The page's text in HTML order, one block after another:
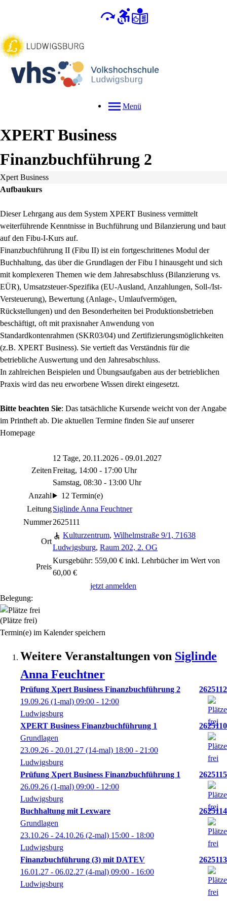
Menü
XPERT Business
Finanzbuchführung 2
Xpert Business
Aufbaukurs
Dieser Lehrgang aus dem System XPERT Business vermittelt
weiterführende Kenntnisse in Buchführung und Bilanzierung und baut
auf den Fibu-I-Kurs auf.
Finanzbuchführung II (Fibu II) ist ein fortgeschrittenes Modul der
Buchhaltung, das über die Grundlagen der Fibu I hinausgeht und sich
mit komplexeren Themen wie dem Jahresabschluss (Bilanzierung vs.
EÜR), Umsatzsteuer-Spezifika (EU-Ausland, Anzahlungen, Soll-/Ist-
Versteuerung), Bewertung (Anlage-, Umlaufvermögen,
Rückstellungen) und den Besonderheiten bei Produktionsbetrieben
beschäftigt, oft mit praxisnaher Anwendung von
Standardkontenrahmen (SKR03/04) und Zertifizierungsmöglichkeiten
(z.B. XPERT Business). Sie vertieft das Verständnis für die
betriebliche Auswertung und den Jahresabschluss.
In zahlreichen Beispielen und Übungsaufgaben aus der betrieblichen
Praxis wird das neu erworbene Wissen direkt eingesetzt.
Bitte beachten Sie: Das tatsächliche Kursende weicht von der Angabe
im Printheft ab. Die aktuellen Termine finden Sie auf unserer
Homepage
Zeiten
12 Tage, 20.11.2026 - 09.01.2027
Freitag, 14:00 - 17:00 Uhr
Samstag, 08:30 - 13:00 Uhr
Anzahl
12 Termin(e)
LeitungSiglinde Anna Feuchtner
Nummer2625111
Ort
Kulturzentrum, Wilhelmstraße 9/1, 71638
Ludwigsburg, Raum 202, 2. OG
Preis
Kursgebühr: 559,00 € inkl. Lehrbücher im Wert von
60,00 €
jetzt anmelden
Belegung:
(Plätze frei)
Termin(e) im Kalender speichern
Weitere Veranstaltungen von Siglinde
Anna Feuchtner
Prüfung Xpert Business Finanzbuchführung 2
2625112
19.09.26 (1-mal) 09:00 - 12:00
Ludwigsburg
XPERT Business Finanzbuchführung 1
2625110
Grundlagen
23.09.26 - 20.01.27 (14-mal) 18:00 - 21:00
Ludwigsburg
Prüfung Xpert Business Finanzbuchführung 1
2625115
26.09.26 (1-mal) 09:00 - 12:00
Ludwigsburg
Buchhaltung mit Lexware
2625114
Grundlagen
23.10.26 - 24.10.26 (2-mal) 15:00 - 18:00
Ludwigsburg
Finanzbuchführung (3) mit DATEV
2625113
16.01.27 - 06.02.27 (4-mal) 09:00 - 16:00
Ludwigsburg